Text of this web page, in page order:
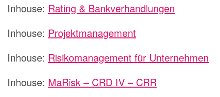
Inhouse: Rating & Bankverhandlungen
Inhouse: Projektmanagement
Inhouse: Risikomanagement für Unternehmen
Inhouse: MaRisk – CRD IV – CRR